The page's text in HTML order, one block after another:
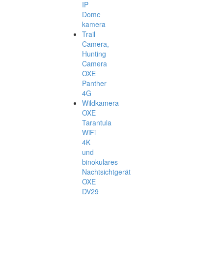
IP
Dome
kamera
Trail
Camera,
Hunting
Camera
OXE
Panther
4G
Wildkamera
OXE
Tarantula
WiFi
4K
und
binokulares
Nachtsichtgerät
OXE
DV29